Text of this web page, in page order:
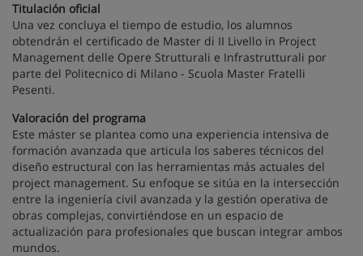
Titulación oficial
Una vez concluya el tiempo de estudio, los alumnos
obtendrán el certificado de Master di II Livello in Project
Management delle Opere Strutturali e Infrastrutturali por
parte del Politecnico di Milano - Scuola Master Fratelli
Pesenti.
Valoración del programa
Este máster se plantea como una experiencia intensiva de
formación avanzada que articula los saberes técnicos del
diseño estructural con las herramientas más actuales del
project management. Su enfoque se sitúa en la intersección
entre la ingeniería civil avanzada y la gestión operativa de
obras complejas, convirtiéndose en un espacio de
actualización para profesionales que buscan integrar ambos
mundos.